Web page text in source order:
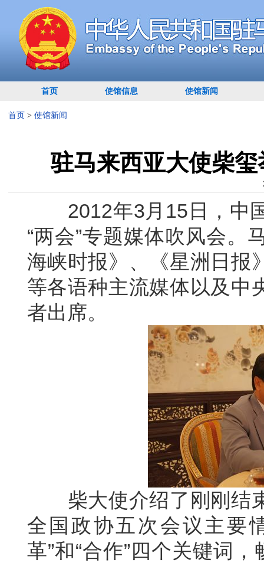
首页 使馆信息 使馆新闻
首页 > 使馆新闻
驻马来西亚大使柴
2012年3月15日，中国
“两会”专题媒体吹风会。
海峡时报》、《星洲日报
等各语种主流媒体以及中
者出席。
柴大使介绍了刚刚结束
全国政协五次会议主要
革”和“合作”四个关键词